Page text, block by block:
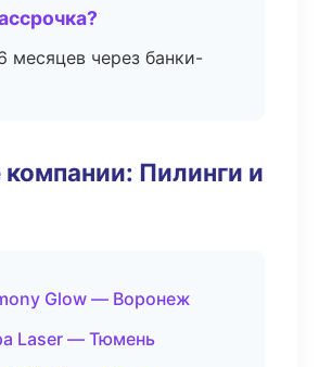
месяцев через банки-
Пилинги и
Glow — Воронеж
Laser — Тюмень